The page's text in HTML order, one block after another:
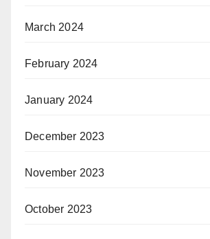
March 2024
February 2024
January 2024
December 2023
November 2023
October 2023